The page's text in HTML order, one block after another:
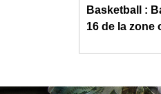
Basketball :
16 de la zone